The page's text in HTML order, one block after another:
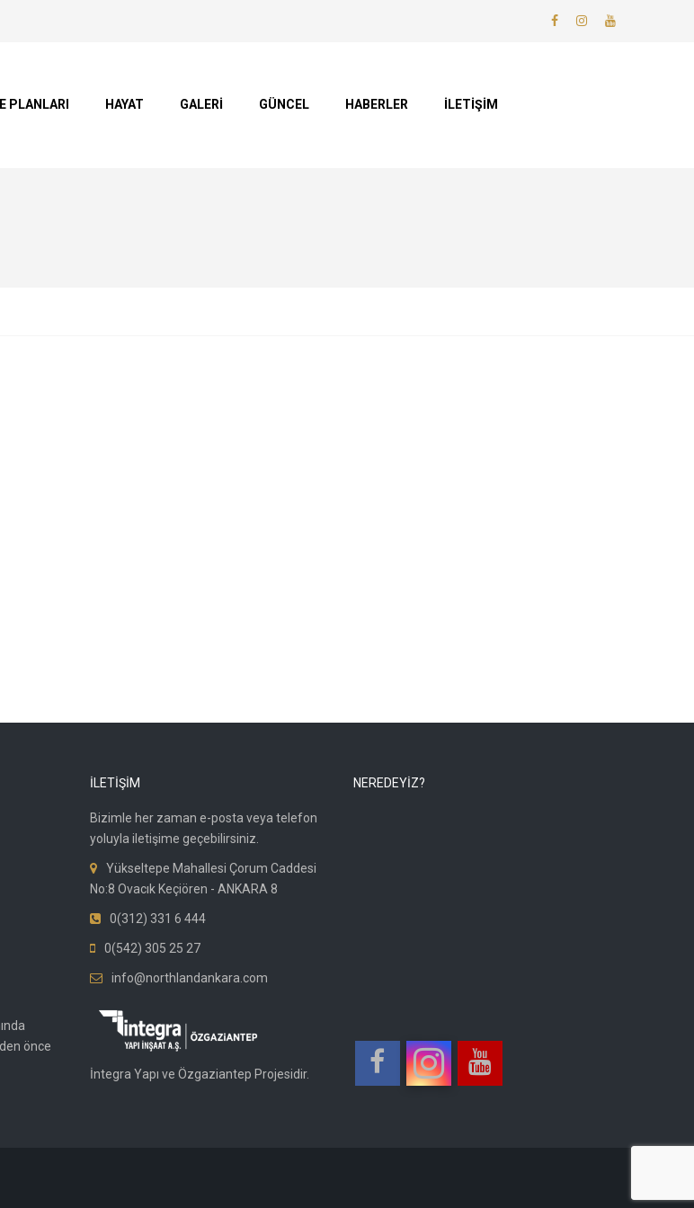
PLANLARI HAYAT GALERİ GÜNCEL HABERLER İLETİŞİM
önce
İLETİŞİM
Bizimle her zaman e-posta veya telefon
yoluyla iletişime geçebilirsiniz.
Yükseltepe Mahallesi Çorum Caddesi
No:8 Ovacık Keçiören - ANKARA 8
0(312) 331 6 444
0(542) 305 25 27
info@northlandankara.com
İntegra Yapı ve Özgaziantep Projesidir.
NEREDEYİZ?